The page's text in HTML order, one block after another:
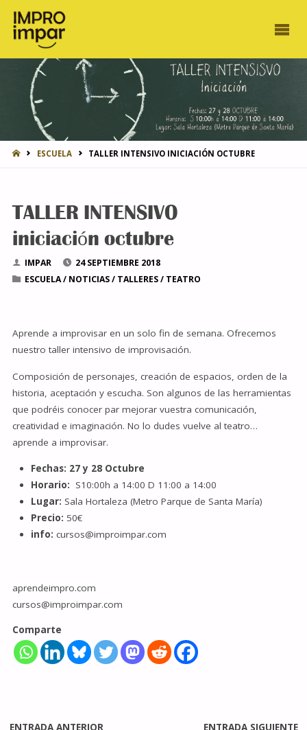
INICIOESCUELA TALLER INTENSIVO INICIACIÓN OCTUBRE
TALLER INTENSIVO
iniciación octubre
IMPAR
24 SEPTIEMBRE 2018
ESCUELA/ NOTICIAS/ TALLERES/ TEATRO
Aprende a improvisar en un solo fin de semana. Ofrecemos
nuestro taller intensivo de improvisación.
Composición de personajes, creación de espacios, orden de la
historia, aceptación y escucha. Son algunos de las herramientas
que podréis conocer par mejorar vuestra comunicación,
creatividad e imaginación. No lo dudes vuelve al teatro…
aprende a improvisar.
Fechas: 27 y 28 Octubre
Horario: S10:00h a 14:00 D 11:00 a 14:00
Lugar: Sala Hortaleza (Metro Parque de Santa María)
Precio: 50€
info: cursos@improimpar.com
aprendeimpro.com
cursos@improimpar.com
Comparte